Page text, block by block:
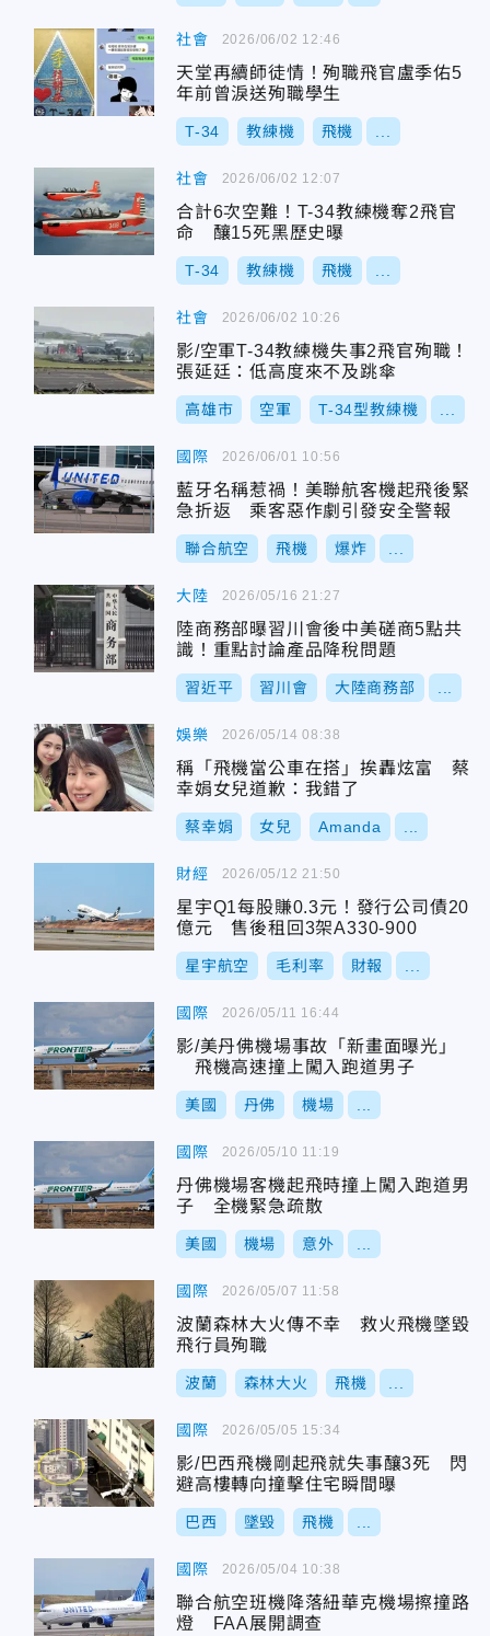
社會
天堂再續師徒情！殉職飛官盧季佑5
年前曾淚送殉職學生
T-34 教練機 飛機
2026/06/02 12:46
社會
合計6次空難！T-34教練機奪2飛官
命 釀15死黑歷史曝
T-34 教練機 飛機
2026/06/02 12:07
社會
影/空軍T-34教練機失事2飛官殉職！
張延廷：低高度來不及跳傘
高雄市 空軍 T-34型教練機
2026/06/02 10:26
國際
藍牙名稱惹禍！美聯航客機起飛後緊
急折返 乘客惡作劇引發安全警報
聯合航空 飛機 爆炸
2026/06/01 10:56
大陸
陸商務部曝習川會後中美磋商5點共
識！重點討論產品降稅問題
習近平 習川會 大陸商務部
2026/05/16 21:27
娛樂
稱「飛機當公車在搭」挨轟炫富 蔡
幸娟女兒道歉：我錯了
蔡幸娟 女兒 Amanda
2026/05/14 08:38
財經
星宇Q1每股賺0.3元！發行公司債20
億元 售後租回3架A330-900
星宇航空 毛利率 財報
2026/05/12 21:50
國際
影/美丹佛機場事故「新畫面曝光」
飛機高速撞上闖入跑道男子
美國 丹佛 機場
2026/05/11 16:44
國際
丹佛機場客機起飛時撞上闖入跑道男
子 全機緊急疏散
美國 機場 意外
2026/05/10 11:19
國際
波蘭森林大火傳不幸 救火飛機墜毀
飛行員殉職
波蘭 森林大火 飛機
2026/05/07 11:58
國際
影/巴西飛機剛起飛就失事釀3死 閃
避高樓轉向撞擊住宅瞬間曝
巴西 墜毀 飛機
2026/05/05 15:34
國際
聯合航空班機降落紐華克機場擦撞路
燈 FAA展開調查
2026/05/04 10:38